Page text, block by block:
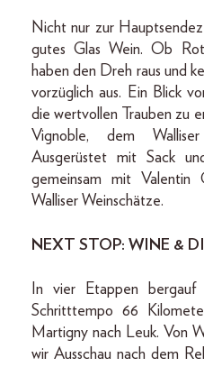
Nicht nur zur
gutes Glas Wein. Ob
haben den Dreh raus und
vorzüglich aus. Ein Blick
die wertvollen Trauben zu
Vignoble, dem
Ausgerüstet mit Sack
gemeinsam mit
Walliser Weinschätze.
NEXT STOP: WINE &
In vier Etappen
Schritttempo 66
Martigny nach Leuk. Von
wir Ausschau nach dem